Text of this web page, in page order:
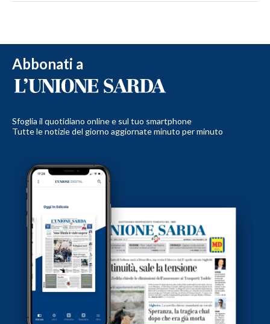
Abbonati a
Sfoglia il quotidiano online e sul tuo smartphone
Tutte le notizie del giorno aggiornate minuto per minuto